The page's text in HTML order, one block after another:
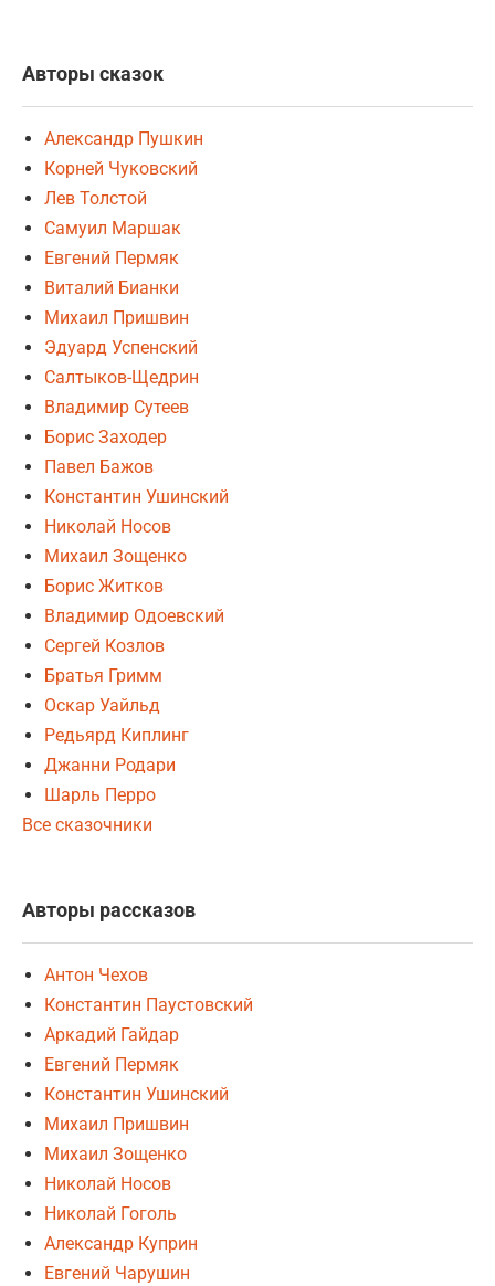
Авторы сказок
Александр Пушкин
Корней Чуковский
Лев Толстой
Самуил Маршак
Евгений Пермяк
Виталий Бианки
Михаил Пришвин
Эдуард Успенский
Салтыков-Щедрин
Владимир Сутеев
Борис Заходер
Павел Бажов
Константин Ушинский
Николай Носов
Михаил Зощенко
Борис Житков
Владимир Одоевский
Сергей Козлов
Братья Гримм
Оскар Уайльд
Редьярд Киплинг
Джанни Родари
Шарль Перро
Все сказочники
Авторы рассказов
Антон Чехов
Константин Паустовский
Аркадий Гайдар
Евгений Пермяк
Константин Ушинский
Михаил Пришвин
Михаил Зощенко
Николай Носов
Николай Гоголь
Александр Куприн
Евгений Чарушин